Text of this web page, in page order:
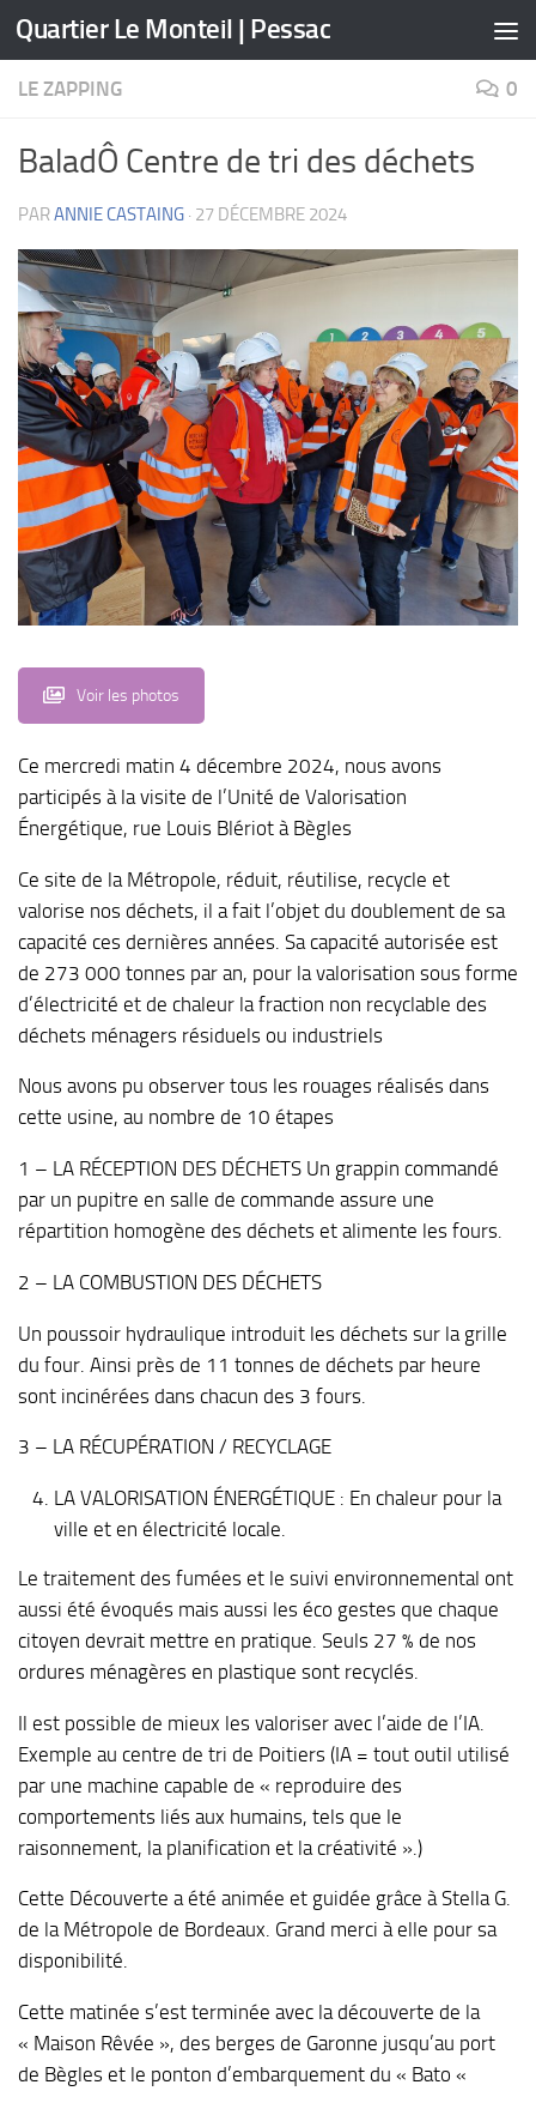
Skip to content
Quartier Le Monteil | Pessac
LE ZAPPING 0
BaladÔ Centre de tri des déchets
PARANNIE CASTAING · 27 DÉCEMBRE 2024
Voir les photos
Ce mercredi matin 4 décembre 2024, nous avons
participés à la visite de l’Unité de Valorisation
Énergétique, rue Louis Blériot à Bègles
Ce site de la Métropole, réduit, réutilise, recycle et
valorise nos déchets, il a fait l’objet du doublement de sa
capacité ces dernières années. Sa capacité autorisée est
de 273 000 tonnes par an, pour la valorisation sous forme
d’électricité et de chaleur la fraction non recyclable des
déchets ménagers résiduels ou industriels
Nous avons pu observer tous les rouages réalisés dans
cette usine, au nombre de 10 étapes
1 – LA RÉCEPTION DES DÉCHETS Un grappin commandé
par un pupitre en salle de commande assure une
répartition homogène des déchets et alimente les fours.
2 – LA COMBUSTION DES DÉCHETS
Un poussoir hydraulique introduit les déchets sur la grille
du four. Ainsi près de 11 tonnes de déchets par heure
sont incinérées dans chacun des 3 fours.
3 – LA RÉCUPÉRATION / RECYCLAGE
LA VALORISATION ÉNERGÉTIQUE : En chaleur pour la
ville et en électricité locale.
Le traitement des fumées et le suivi environnemental ont
aussi été évoqués mais aussi les éco gestes que chaque
citoyen devrait mettre en pratique. Seuls 27 % de nos
ordures ménagères en plastique sont recyclés.
Il est possible de mieux les valoriser avec l’aide de l’IA.
Exemple au centre de tri de Poitiers (IA = tout outil utilisé
par une machine capable de « reproduire des
comportements liés aux humains, tels que le
raisonnement, la planification et la créativité ».)
Cette Découverte a été animée et guidée grâce à Stella G.
de la Métropole de Bordeaux. Grand merci à elle pour sa
disponibilité.
Cette matinée s’est terminée avec la découverte de la
« Maison Rêvée », des berges de Garonne jusqu’au port
de Bègles et le ponton d’embarquement du « Bato «